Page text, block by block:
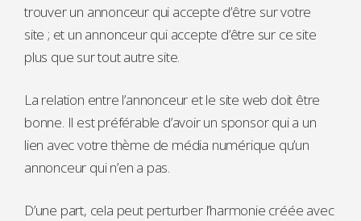
trouver un annonceur qui accepte d’être sur votre
site ; et un annonceur qui accepte d’être sur ce site
plus que sur tout autre site.
La relation entre l’annonceur et le site web doit être
bonne. Il est préférable d’avoir un sponsor qui a un
lien avec votre thème de média numérique qu’un
annonceur qui n’en a pas.
D’une part, cela peut perturber l’harmonie créée avec